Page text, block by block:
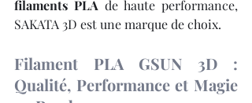
filaments PLA de haute performance,
SAKATA 3D est une marque de choix.
Filament PLA GSUN 3D :
Qualité, Performance et Magie